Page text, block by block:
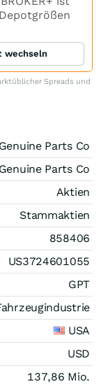
wechseln
Spreads und
Genuine Parts Co
Genuine Parts Co
Aktien
Stammaktien
858406
US3724601055
GPT
USA
USD
137,86 Mio.